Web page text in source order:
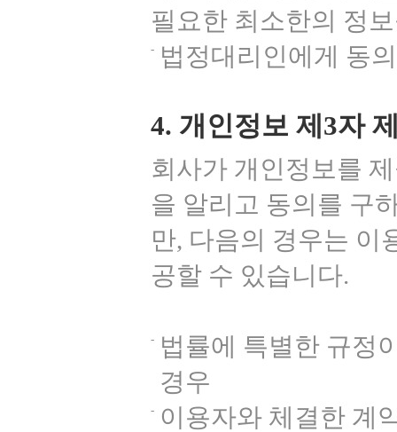
필요한 최소한의 정
법정대리인에게 동
4. 개인정보 제3자
회사가 개인정보를
을 알리고 동의를 구
만, 다음의 경우는 이
공할 수 있습니다.
법률에 특별한 규정
경우
이용자와 체결한 계